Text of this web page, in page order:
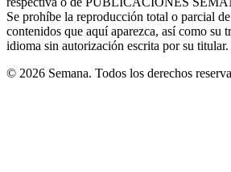
window
Se prohíbe la reproducción total o parcial
contenidos que aquí aparezca, así como su
idioma sin autorización escrita por su titular.
© 2026 Semana. Todos los derechos